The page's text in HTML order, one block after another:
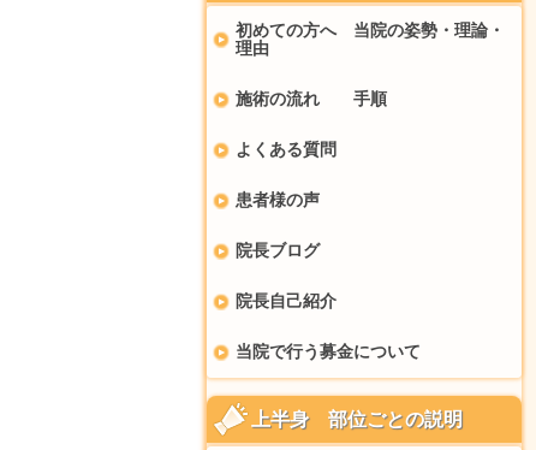
初めての方へ 当院の姿勢・理論・
理由
施術の流れ 手順
よくある質問
患者様の声
院長ブログ
院長自己紹介
当院で行う募金について
上半身 部位ごとの説明